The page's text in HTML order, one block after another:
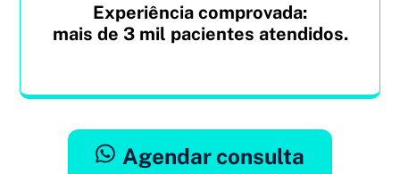
Experiência comprovada:
mais de 3 mil pacientes atendidos.
Agendar consulta